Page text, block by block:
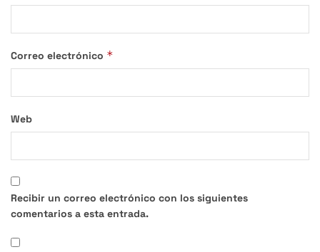
Correo electrónico *
Web
Recibir un correo electrónico con los siguientes
comentarios a esta entrada.